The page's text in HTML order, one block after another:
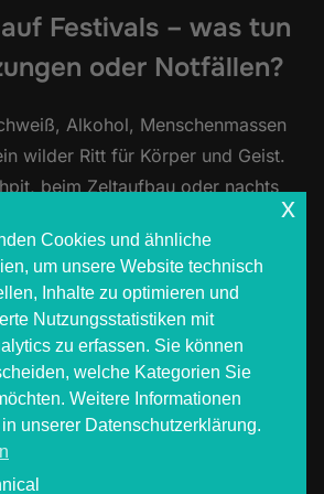
Festivals – was tun
oder Notfällen?
Alkohol, Menschenmassen
wilder Ritt für Körper und Geist.
beim Zeltaufbau oder nachts
(oder größere) Verletzungen
als man denkt. Deshalb solltest
und wissen, wie du dich selbst
kannst. Hier bekommst du
Hilfe-Guide …
MEHRÜBER „ERSTE HILFE AUF
LESEN
Cookies und ähnliche
um unsere Website technisch
Inhalte zu optimieren und
Nutzungsstatistiken mit
zu erfassen. Sie können
welche Kategorien Sie
Weitere Informationen
unserer Datenschutzerklärung.
x